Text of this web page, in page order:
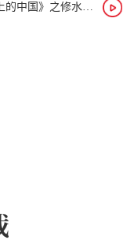
《屋面上的中国》之修水温泉小镇案例